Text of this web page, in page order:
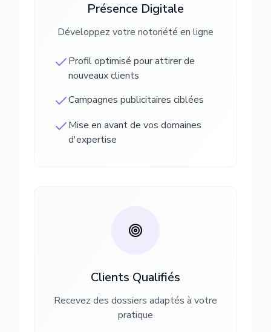
Présence Digitale
Développez votre notoriété en ligne
Profil optimisé pour attirer de
nouveaux clients
Campagnes publicitaires ciblées
Mise en avant de vos domaines
d'expertise
Clients Qualifiés
Recevez des dossiers adaptés à votre
pratique